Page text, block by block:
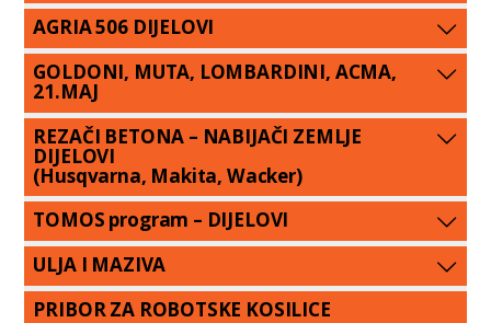
AGRIA 506 DIJELOVI
GOLDONI, MUTA, LOMBARDINI, ACMA,
21.MAJ
REZAČI BETONA – NABIJAČI ZEMLJE
DIJELOVI
(Husqvarna, Makita, Wacker)
TOMOS program – DIJELOVI
ULJA I MAZIVA
PRIBOR ZA ROBOTSKE KOSILICE